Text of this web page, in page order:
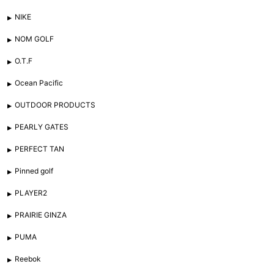
NIKE
NOM GOLF
O.T.F
Ocean Pacific
OUTDOOR PRODUCTS
PEARLY GATES
PERFECT TAN
Pinned golf
PLAYER2
PRAIRIE GINZA
PUMA
Reebok